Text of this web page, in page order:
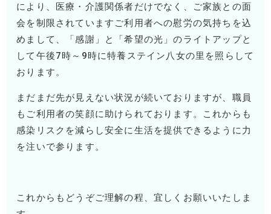
により、医療・介護関係者だけでなく、ご家族との面
会を制限されていますご利用者への慰労の気持ちを込
めまして、「感謝」と「希望の光」のライトアップと
して午後7時～9時に特養ステイン八女の里を照らして
おります。
まだまだ先が見えない状況が続いておりますが、職員
もご利用者の笑顔に助けられております。これからも
感染リスクを減らし安全に生活を提供できるように力
を注いで参ります。
これからもどうぞご理解の程、宜しくお願いいたしま